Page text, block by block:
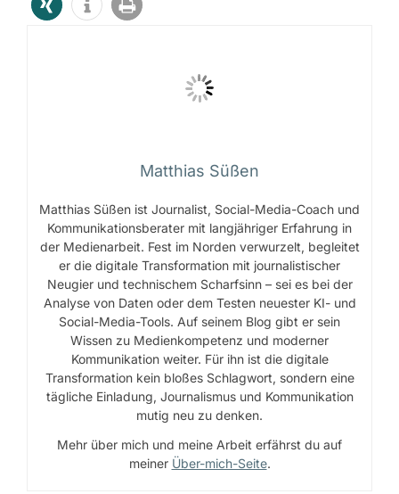
Matthias Süßen
Matthias Süßen ist Journalist, Social-Media-Coach und
Kommunikationsberater mit langjähriger Erfahrung in
der Medienarbeit. Fest im Norden verwurzelt, begleitet
er die digitale Transformation mit journalistischer
Neugier und technischem Scharfsinn – sei es bei der
Analyse von Daten oder dem Testen neuester KI- und
Social-Media-Tools. Auf seinem Blog gibt er sein
Wissen zu Medienkompetenz und moderner
Kommunikation weiter. Für ihn ist die digitale
Transformation kein bloßes Schlagwort, sondern eine
tägliche Einladung, Journalismus und Kommunikation
mutig neu zu denken.
Mehr über mich und meine Arbeit erfährst du auf
meiner Über-mich-Seite.